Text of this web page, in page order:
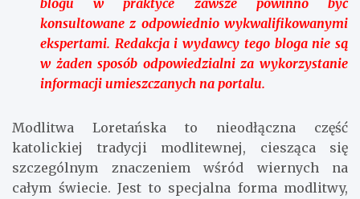
blogu w praktyce zawsze powinno być
konsultowane z odpowiednio wykwalifikowanymi
ekspertami. Redakcja i wydawcy tego bloga nie są
w żaden sposób odpowiedzialni za wykorzystanie
informacji umieszczanych na portalu.
Modlitwa Loretańska to nieodłączna część
katolickiej tradycji modlitewnej, ciesząca się
szczególnym znaczeniem wśród wiernych na
całym świecie. Jest to specjalna forma modlitwy,